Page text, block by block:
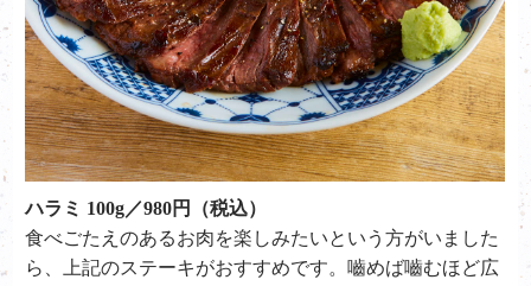
ハラミ 100g／980円（税込）
食べごたえのあるお肉を楽しみたいという方がいました
ら、上記のステーキがおすすめです。嚙めば嚙むほど広